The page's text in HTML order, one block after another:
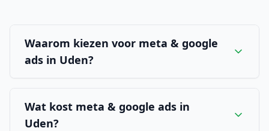
Waarom kiezen voor meta & google
ads in Uden?
Wat kost meta & google ads in
Uden?